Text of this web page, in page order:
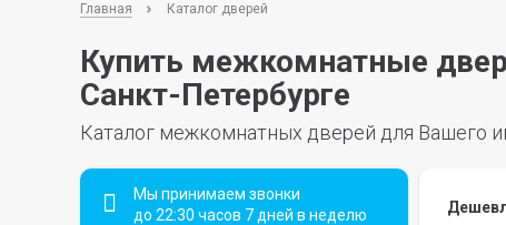
Главная Каталог дверей
Купить межкомнатные
Санкт-Петербурге
Каталог межкомнатных дверей для Вашего
Мы принимаем звонки
до 22:30 часов 7 дней в неделю